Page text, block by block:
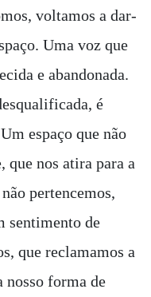
voltamos a dar-
Uma voz que
e abandonada.
é
espaço que não
que nos atira para a
pertencemos,
sentimento de
que reclamamos a
nosso forma de